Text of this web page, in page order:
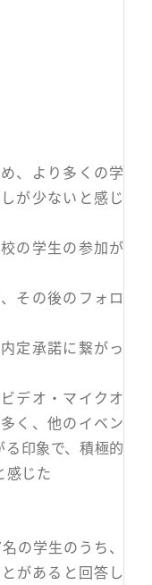
、より多くの学
が少ないと感じ
の学生の参加が
その後のフォロ
定承諾に繋がっ
デオ・マイクオ
く、他のイベン
る印象で、積極的
感じた
の学生のうち、
があると回答し